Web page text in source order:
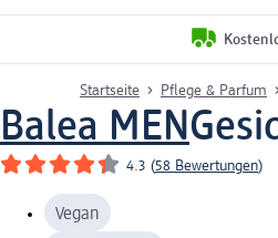
Startseite Pflege & Parfum
Balea MEN
4.3 (58 Bewertungen)
Vegan